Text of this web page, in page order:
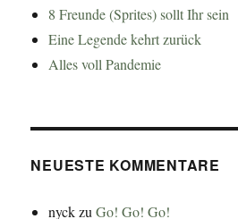
8 Freunde (Sprites) sollt Ihr sein
Eine Legende kehrt zurück
Alles voll Pandemie
NEUESTE KOMMENTARE
nyckzuGo! Go! Go!